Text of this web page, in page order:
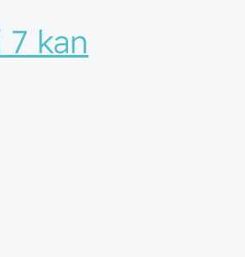
alligevel spændende ting i Wi-Fi 7
kan